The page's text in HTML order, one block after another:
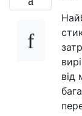
від